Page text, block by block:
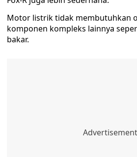
Motor listrik tidak membutuhkan
komponen kompleks lainnya
bakar.